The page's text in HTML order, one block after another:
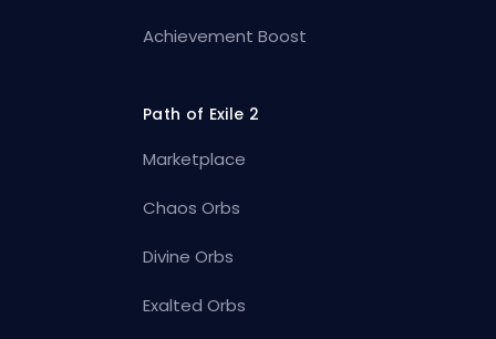
Achievement Boost
Path of Exile 2
Marketplace
Chaos Orbs
Divine Orbs
Exalted Orbs